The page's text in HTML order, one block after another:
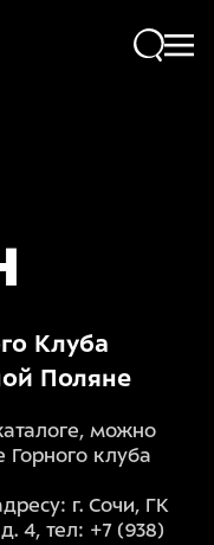
Клуба
Поляне
можно
Горного клуба
г. Сочи, ГК
4, тел: +7 (938)